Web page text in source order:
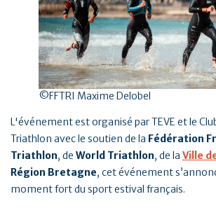
©FFTRI Maxime Delobel
L'événement est organisé par TEVE et le
Triathlon avec le soutien de la Fédération
Triathlon, de World Triathlon, de la Ville
Région Bretagne, cet événement
moment fort du sport estival français.